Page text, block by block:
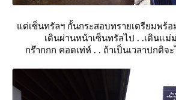
ต่เซ็นทรัลฯ กั้นกระสอบทรายเตรียมพร้อ
เดินผ่านหน้าเซ็นทรัลไป . .เดินแม่
กร๊ากกก คอดเท่ห์ . . ถ้าเป็นเวลาปกติจ